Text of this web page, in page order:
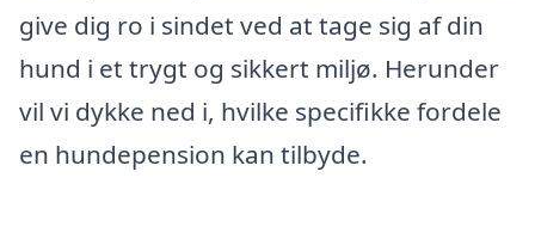
give dig ro i sindet ved at tage sig af din
hund i et trygt og sikkert miljø. Herunder
vil vi dykke ned i, hvilke specifikke fordele
en hundepension kan tilbyde.